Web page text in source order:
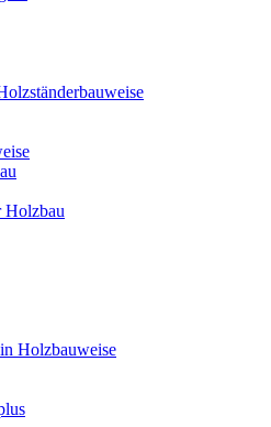
Holzbau
Holzbauweise